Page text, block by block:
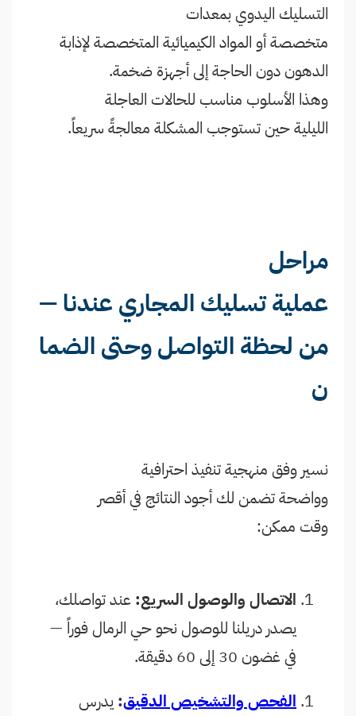
التسليك اليدوي بمعدات
متخصصة أو المواد الكيميائية المتخصصة لإذابة
الدهون دون الحاجة إلى أجهزة ضخمة.
وهذا الأسلوب مناسب للحالات العاجلة
الليلية حين تستوجب المشكلة معالجةً سريعاً.
مراحل
عملية تسليك المجاري عندنا —
من لحظة التواصل وحتى الضما
ن
نسير وفق منهجية تنفيذ احترافية
وواضحة تضمن لك أجود النتائج في أقصر
وقت ممكن:
الاتصال والوصول السريع: عند تواصلك،
يصدر دريلنا للوصول نحو حي الرمال فوراً —
في غضون 30 إلى 60 دقيقة.
الفحص والتشخيص الدقيق: يدرس